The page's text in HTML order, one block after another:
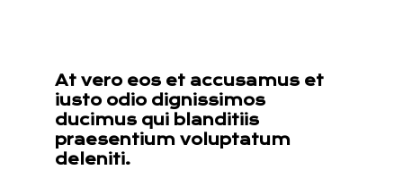
At vero eos et accusamus et
iusto odio dignissimos
ducimus qui blanditiis
praesentium voluptatum
deleniti.